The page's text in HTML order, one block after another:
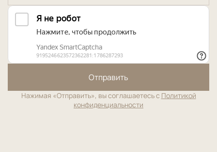
Отправить
Нажимая «Отправить», вы соглашаетесь с Политикой
конфиденциальности